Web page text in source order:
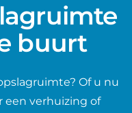
buurt
Of u nu
een verhuizing of